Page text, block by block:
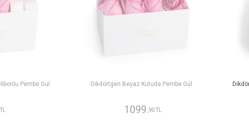
Pembe Gül Dikdörtgen Beyaz Kutuda Pembe Gül
1099 ,90 TL